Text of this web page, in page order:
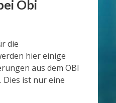
Obi
die
hier einige
aus dem OBI
ist nur eine